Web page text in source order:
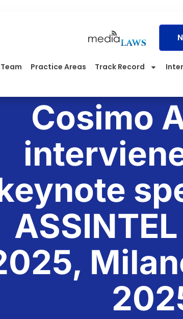
Team Practice Areas Track Record
Cosimo